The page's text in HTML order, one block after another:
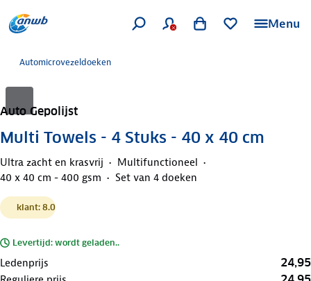
Menu
Automicrovezeldoeken
Auto Gepolijst
Multi Towels - 4 Stuks - 40 x 40 cm
Ultra zacht en krasvrij
Multifunctioneel
40 x 40 cm - 400 gsm
Set van 4 doeken
klant: 8.0
Levertijd: wordt geladen..
Ledenprijs 24,95